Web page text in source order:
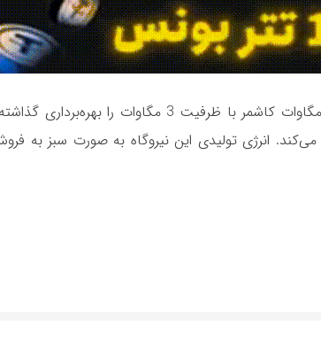
برق تولید می‌کند. انرژی تولیدی این نیروگاه به صورت